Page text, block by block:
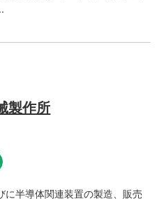
製作所
に半導体関連装置の製造、販売